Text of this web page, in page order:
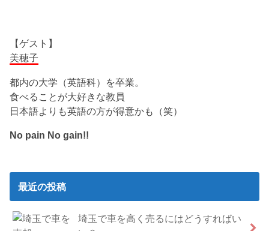
【ゲスト】
美穂子
都内の大学（英語科）を卒業。
食べることが大好きな教員
日本語よりも英語の方が得意かも（笑）
No pain No gain!!
最近の投稿
埼玉で車を高く売るにはどうすればい